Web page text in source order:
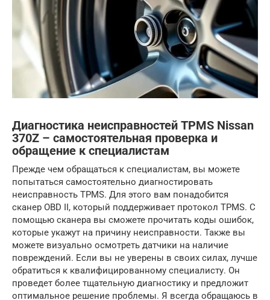
Диагностика неисправностей TPMS Nissan
370Z – самостоятельная проверка и
обращение к специалистам
Прежде чем обращаться к специалистам, вы можете
попытаться самостоятельно диагностировать
неисправность TPMS. Для этого вам понадобится
сканер OBD II, который поддерживает протокол TPMS. С
помощью сканера вы сможете прочитать коды ошибок,
которые укажут на причину неисправности. Также вы
можете визуально осмотреть датчики на наличие
повреждений. Если вы не уверены в своих силах, лучше
обратиться к квалифицированному специалисту. Он
проведет более тщательную диагностику и предложит
оптимальное решение проблемы. Я всегда обращаюсь в